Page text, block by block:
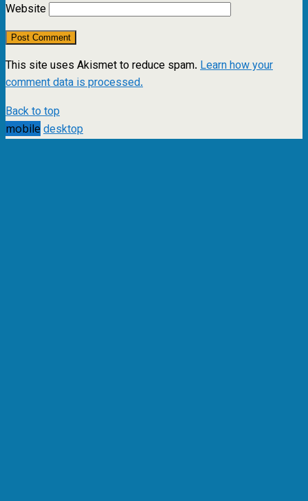
Website
This site uses Akismet to reduce spam. Learn how your
comment data is processed.
Back to top
mobile desktop